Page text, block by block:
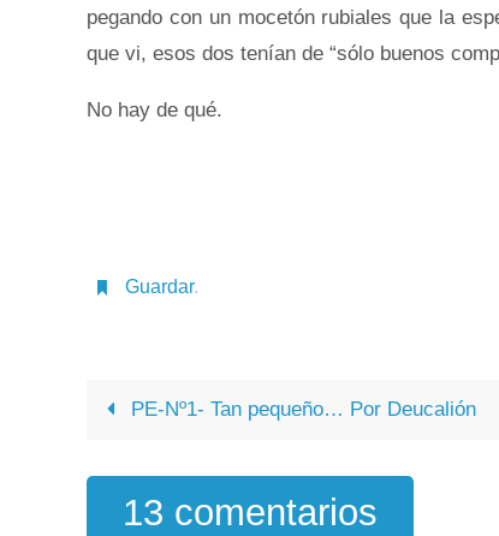
pegando con un mocetón rubiales que la
que vi, esos dos tenían de “sólo buenos
No hay de qué.
Guardar.
PE-Nº1- Tan pequeño… Por Deucalión
13 comentarios